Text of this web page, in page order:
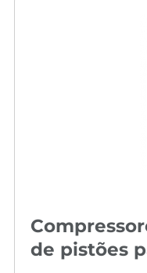
de pistões